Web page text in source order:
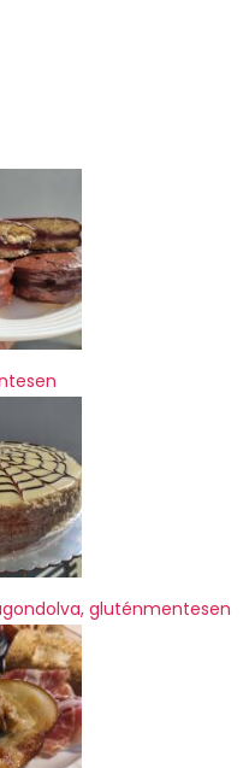
gluténmentesen